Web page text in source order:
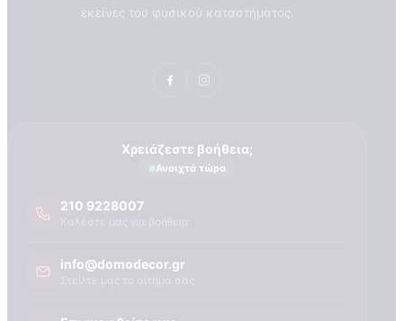
εκείνες του φυσικού καταστήματος.
Χρειάζεστε βοήθεια;
Ανοιχτά τώρα
210 9228007
info@domodecor.gr